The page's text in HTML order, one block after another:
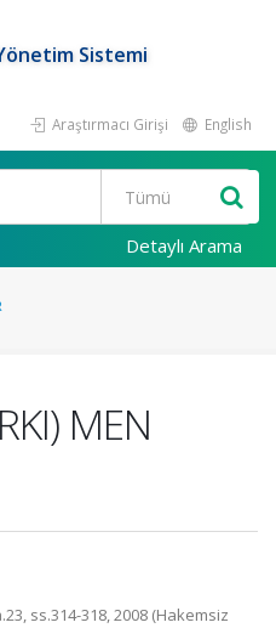
Sistemi
Araştırmacı Girişi English
Detaylı Arama
MEN
ss.314-318, 2008 (Hakemsiz